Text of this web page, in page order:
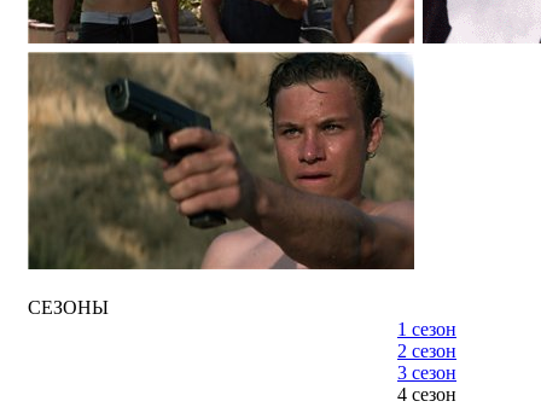
СЕЗОНЫ
1 сезон
2 сезон
3 сезон
4 сезон